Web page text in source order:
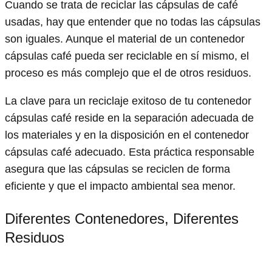
Cuando se trata de reciclar las cápsulas de café
usadas, hay que entender que no todas las cápsulas
son iguales. Aunque el material de un contenedor
cápsulas café pueda ser reciclable en sí mismo, el
proceso es más complejo que el de otros residuos.
La clave para un reciclaje exitoso de tu contenedor
cápsulas café reside en la separación adecuada de
los materiales y en la disposición en el contenedor
cápsulas café adecuado. Esta práctica responsable
asegura que las cápsulas se reciclen de forma
eficiente y que el impacto ambiental sea menor.
Diferentes Contenedores, Diferentes
Residuos